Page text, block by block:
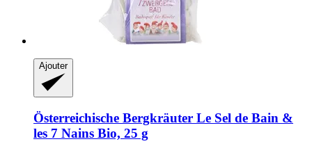
Ajouter
Österreichische Bergkräuter Le Sel de Bain &
les 7 Nains Bio, 25 g